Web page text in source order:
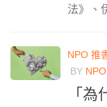
法》、
NPO 推
BY
「